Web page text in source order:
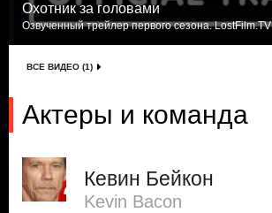
Охотник за головами
Озвученный трейлер первого сезона. LostFilm.TV
ВСЕ ВИДЕО (1)
Актеры и команда
Кевин Бейкон
Kevin Bacon